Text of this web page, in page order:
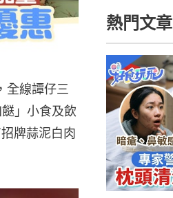
全線譚仔三
」小食及飲
牌蒜泥白肉
熱門文章